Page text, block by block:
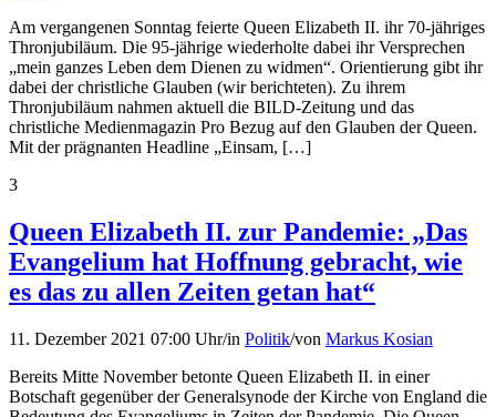
Am vergangenen Sonntag feierte Queen Elizabeth II. ihr 70-jähriges
Thronjubiläum. Die 95-jährige wiederholte dabei ihr Versprechen
„mein ganzes Leben dem Dienen zu widmen“. Orientierung gibt ihr
dabei der christliche Glauben (wir berichteten). Zu ihrem
Thronjubiläum nahmen aktuell die BILD-Zeitung und das
christliche Medienmagazin Pro Bezug auf den Glauben der Queen.
Mit der prägnanten Headline „Einsam, […]
3
Queen Elizabeth II. zur Pandemie: „Das
Evangelium hat Hoffnung gebracht, wie
es das zu allen Zeiten getan hat“
11. Dezember 2021 07:00 Uhr/in Politik/von Markus Kosian
Bereits Mitte November betonte Queen Elizabeth II. in einer
Botschaft gegenüber der Generalsynode der Kirche von England die